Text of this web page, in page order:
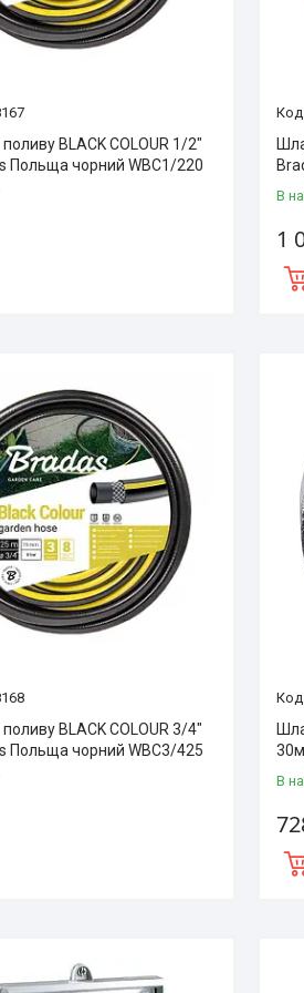
BLACK COLOUR 1/2″
Польща чорний WBC1/220
В
1
BLACK COLOUR 3/4″
Польща чорний WBC3/425
В